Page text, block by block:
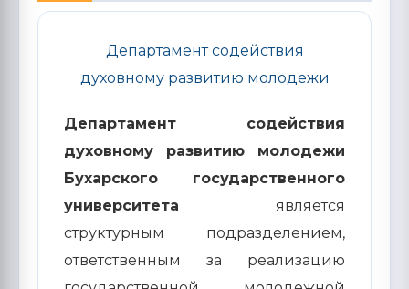
Департамент содействия
духовному развитию молодежи
Департамент содействия
духовному развитию молодежи
Бухарского государственного
университета является
структурным подразделением,
ответственным за реализацию